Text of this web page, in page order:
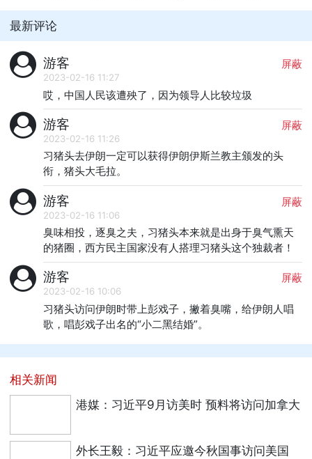
最新评论
游客 屏蔽
2023-02-16 11:27
哎，中国人民该遭殃了，因为领导人比较垃圾
游客 屏蔽
2023-02-16 11:26
习猪头去伊朗一定可以获得伊朗伊斯兰教主颁发的头
衔，猪头大毛拉。
游客 屏蔽
2023-02-16 11:06
臭味相投，逐臭之夫，习猪头本来就是出身于臭气熏天
的猪圈，西方民主国家没有人搭理习猪头这个独裁者！
游客 屏蔽
2023-02-16 10:06
习猪头访问伊朗时带上彭戏子，撇着臭嘴，给伊朗人唱
歌，唱彭戏子出名的“小二黑结婚”。
相关新闻
港媒：习近平9月访美时 预料将访问加拿大
外长王毅：习近平应邀今秋国事访问美国